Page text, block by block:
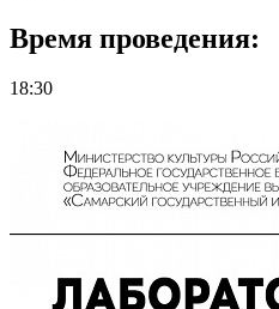
Время проведения:
18:30